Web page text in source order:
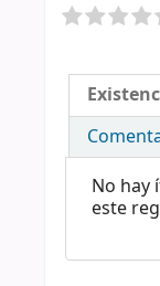
No hay
este